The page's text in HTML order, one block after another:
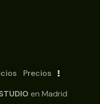
Precios
en Madrid